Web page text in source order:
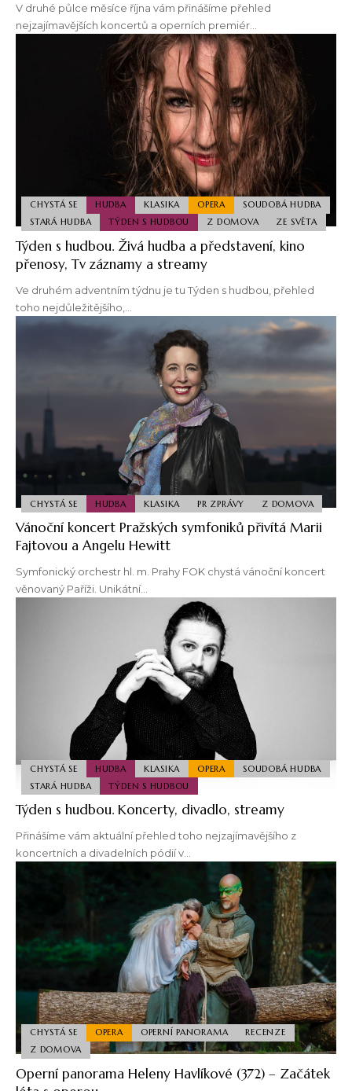
V druhé půlce měsíce října vám přinášíme přehled
nejzajímavějších koncertů a operních premiér…
CHYSTÁ SE HUDBA KLASIKA OPERA
SOUDOBÁ HUDBA
STARÁ HUDBA
TÝDEN S HUDBOU Z DOMOVA ZE SVĚTA
Týden s hudbou. Živá hudba a představení, kino
přenosy, Tv záznamy a streamy
Ve druhém adventním týdnu je tu Týden s hudbou, přehled
toho nejdůležitějšího,…
CHYSTÁ SE HUDBA KLASIKA PR ZPRÁVY Z DOMOVA
Vánoční koncert Pražských symfoniků přivítá Marii
Fajtovou a Angelu Hewitt
Symfonický orchestr hl. m. Prahy FOK chystá vánoční koncert
věnovaný Paříži. Unikátní…
CHYSTÁ SE HUDBA KLASIKA OPERA
SOUDOBÁ HUDBA
STARÁ HUDBA
TÝDEN S HUDBOU
Týden s hudbou. Koncerty, divadlo, streamy
Přinášíme vám aktuální přehled toho nejzajímavějšího z
koncertních a divadelních pódií v…
CHYSTÁ SE OPERA OPERNÍ PANORAMA
RECENZE
Z DOMOVA
Operní panorama Heleny Havlíkové (372) – Začátek